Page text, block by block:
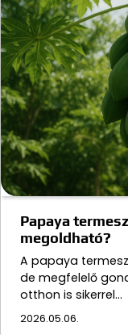
Papaya
megoldható?
A papaya
de megfelelő
otthon is sikerrel…
2026.05.06.